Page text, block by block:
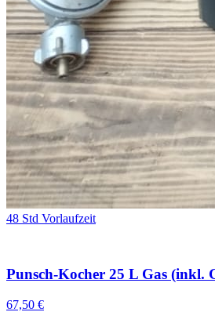
48 Std Vorlaufzeit
Punsch-Kocher 25 L Gas (inkl.
67,50 €